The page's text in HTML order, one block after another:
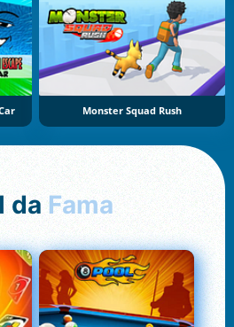
Monster Squad Rush
da Fama